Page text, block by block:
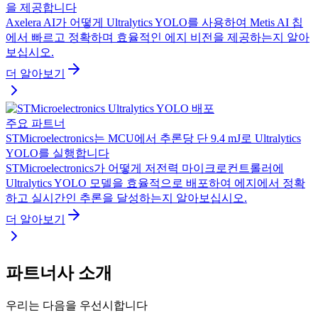
을 제공합니다
Axelera AI가 어떻게 Ultralytics YOLO를 사용하여 Metis AI 칩
에서 빠르고 정확하며 효율적인 에지 비전을 제공하는지 알아
보십시오.
더 알아보기
주요 파트너
STMicroelectronics는 MCU에서 추론당 단 9.4 mJ로 Ultralytics
YOLO를 실행합니다
STMicroelectronics가 어떻게 저전력 마이크로컨트롤러에
Ultralytics YOLO 모델을 효율적으로 배포하여 에지에서 정확
하고 실시간인 추론을 달성하는지 알아보십시오.
더 알아보기
파트너사 소개
우리는 다음을 우선시합니다